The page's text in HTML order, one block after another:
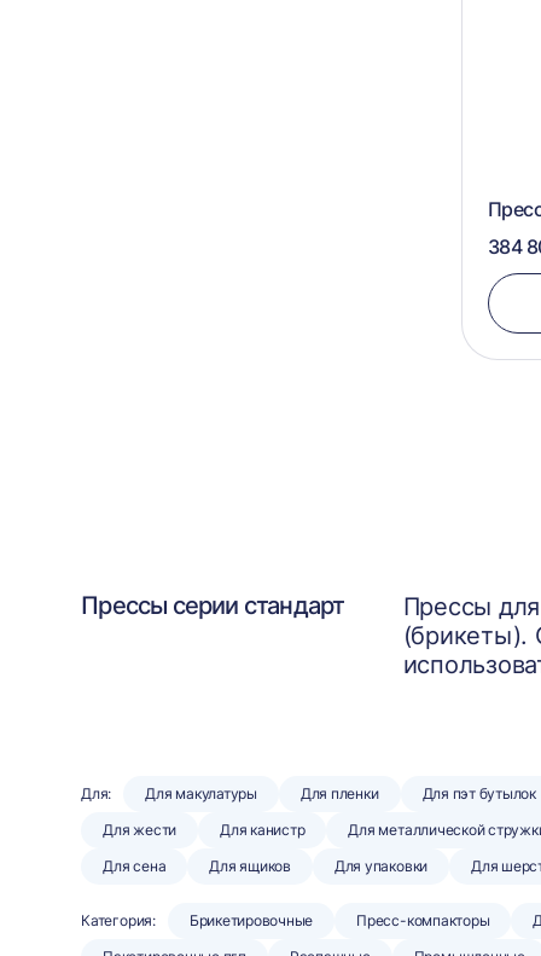
384
Прессы серии стандарт
Прессы
(брикеты).
Для: Для макулатуры Для пленки Для пэт бутылок
Для жести
Для канистр Для металлической
Для сена
Для ящиков Для упаковки Для
Категория: Брикетировочные Пресс-компакторы